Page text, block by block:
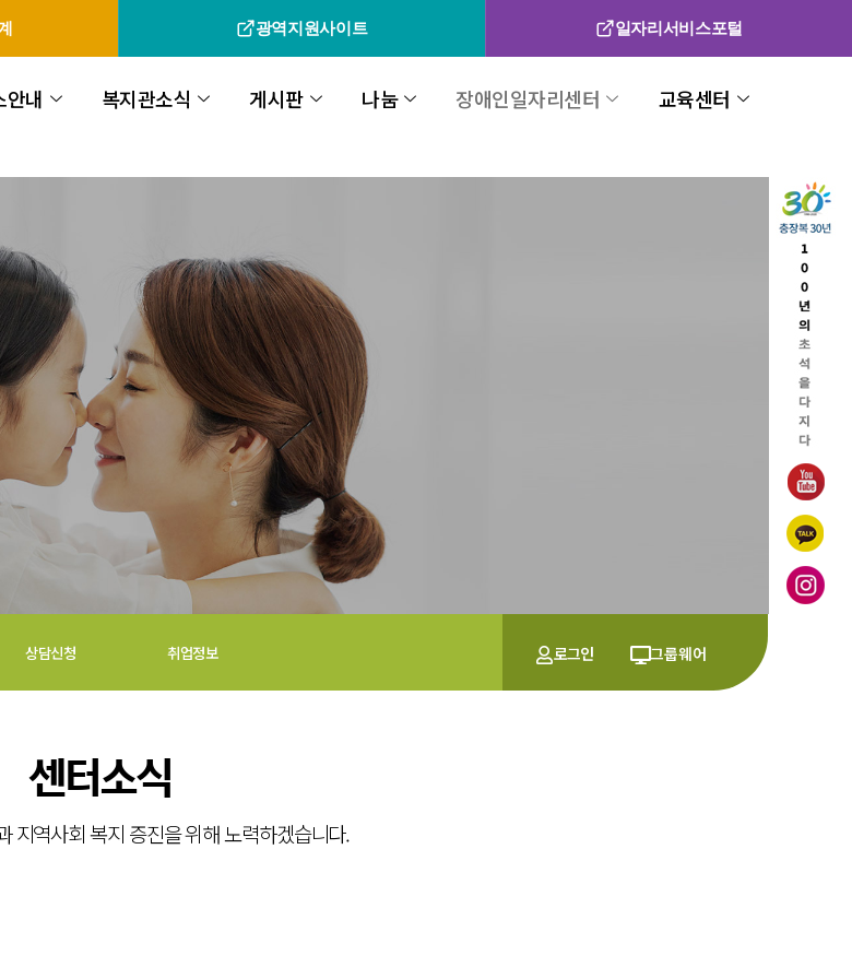
광역지원사이트 일자리서비스포털
안내 복지관소식 게시판 나눔 장애인일자리센터
교육센터
상담신청 취업정보 로그인 그룹웨어
센터소식
지역사회 복지 증진을 위해 노력하겠습니다.